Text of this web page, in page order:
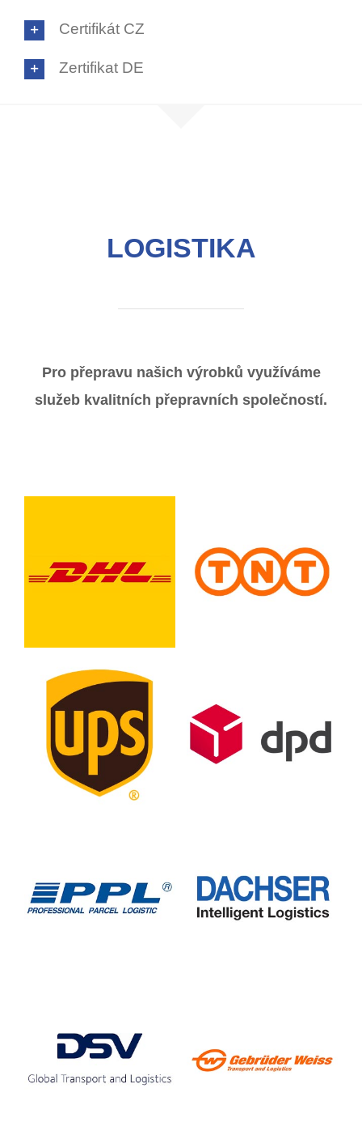
Certifikát CZ
Zertifikat DE
LOGISTIKA
Pro přepravu našich výrobků využíváme
služeb kvalitních přepravních společností.